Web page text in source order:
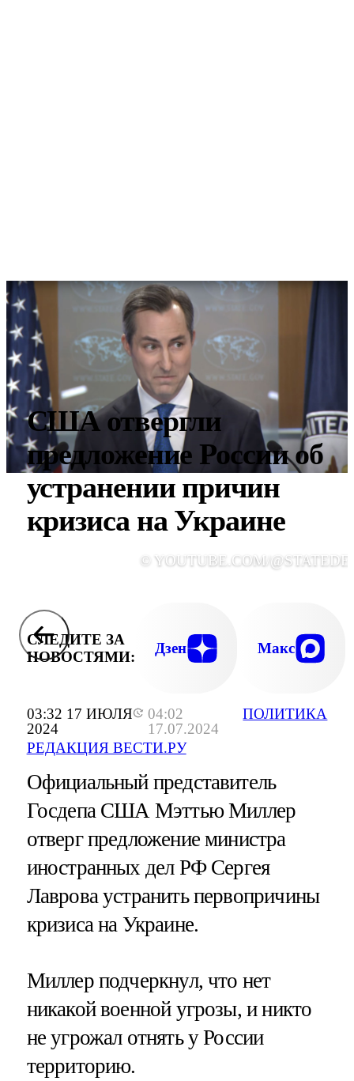
03:32 17 ИЮЛЯ
2024
04:02
17.07.2024
РЕДАКЦИЯ ВЕСТИ.РУ
ПОЛИТИКА
США отвергли
предложение России об
устранении причин
кризиса на Украине
© YOUTUBE.COM/
СЛЕДИТЕ ЗА
НОВОСТЯМИ:
Дзен Макс
Официальный представитель
Госдепа США Мэттью Миллер
отверг предложение министра
иностранных дел РФ Сергея
Лаврова устранить первопричины
кризиса на Украине.
Миллер подчеркнул, что нет
никакой военной угрозы, и никто
не угрожал отнять у России
территорию.